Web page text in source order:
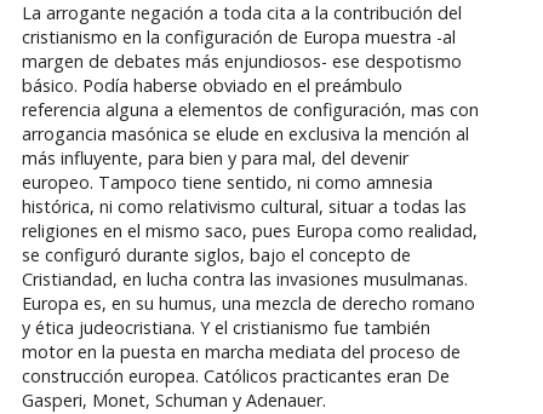
La arrogante negación a toda cita a la contribución del
cristianismo en la configuración de Europa muestra -al
margen de debates más enjundiosos- ese despotismo
básico. Podía haberse obviado en el preámbulo
referencia alguna a elementos de configuración, mas con
arrogancia masónica se elude en exclusiva la mención al
más influyente, para bien y para mal, del devenir
europeo. Tampoco tiene sentido, ni como amnesia
histórica, ni como relativismo cultural, situar a todas las
religiones en el mismo saco, pues Europa como realidad,
se configuró durante siglos, bajo el concepto de
Cristiandad, en lucha contra las invasiones musulmanas.
Europa es, en su humus, una mezcla de derecho romano
y ética judeocristiana. Y el cristianismo fue también
motor en la puesta en marcha mediata del proceso de
construcción europea. Católicos practicantes eran De
Gasperi, Monet, Schuman y Adenauer.